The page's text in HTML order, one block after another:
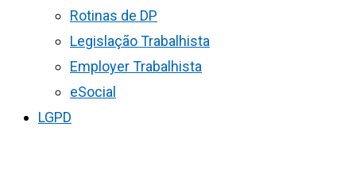
Rotinas de DP
Legislação Trabalhista
Employer Trabalhista
eSocial
LGPD